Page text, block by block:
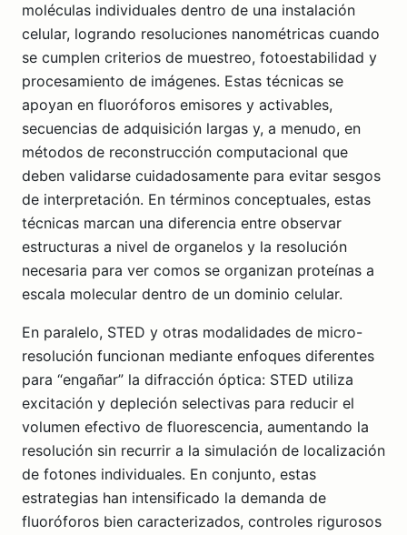
moléculas individuales dentro de una instalación
celular, logrando resoluciones nanométricas cuando
se cumplen criterios de muestreo, fotoestabilidad y
procesamiento de imágenes. Estas técnicas se
apoyan en fluoróforos emisores y activables,
secuencias de adquisición largas y, a menudo, en
métodos de reconstrucción computacional que
deben validarse cuidadosamente para evitar sesgos
de interpretación. En términos conceptuales, estas
técnicas marcan una diferencia entre observar
estructuras a nivel de organelos y la resolución
necesaria para ver comos se organizan proteínas a
escala molecular dentro de un dominio celular.
En paralelo, STED y otras modalidades de micro-
resolución funcionan mediante enfoques diferentes
para “engañar” la difracción óptica: STED utiliza
excitación y depleción selectivas para reducir el
volumen efectivo de fluorescencia, aumentando la
resolución sin recurrir a la simulación de localización
de fotones individuales. En conjunto, estas
estrategias han intensificado la demanda de
fluoróforos bien caracterizados, controles rigurosos